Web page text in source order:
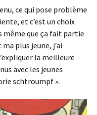
ce qui pose problème
et c’est un choix
même que ça fait partie
plus jeune, j’ai
la meilleure
avec les jeunes
schtroumpf ».